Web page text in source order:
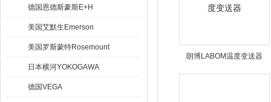
德国恩德斯豪斯E+H
美国艾默生Emerson
美国罗斯蒙特Rosemount
日本横河YOKOGAWA
德国VEGA
朗博LABOM温度变送器